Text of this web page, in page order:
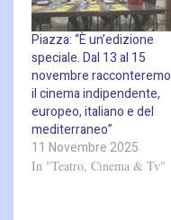
Piazza: “È un’edizione
speciale. Dal 13 al 15
novembre racconteremo
il cinema indipendente,
europeo, italiano e del
mediterraneo”
11 Novembre 2025
In "Teatro, Cinema & Tv"